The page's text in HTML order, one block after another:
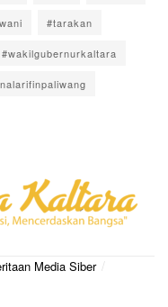
#tarakan
#wakilgubernurkaltara
Media Siber